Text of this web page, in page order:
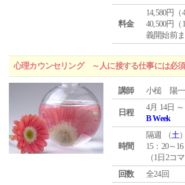
料金
14,580円
40,500円
義開始前ま
心理カウンセリング ～人に接する仕事には必
講師 小槌 陽一
日程
4月 14日
B Week
時間
隔週 （土）
15：20～
（1日2コマ
回数
全24回